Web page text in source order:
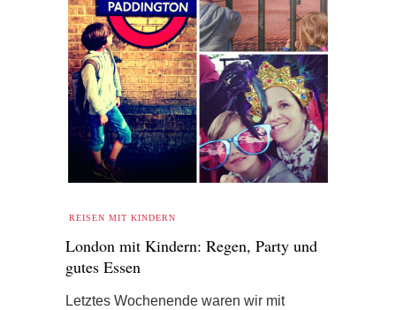
REISEN MIT KINDERN
London mit Kindern: Regen, Party und
gutes Essen
Letztes Wochenende waren wir mit